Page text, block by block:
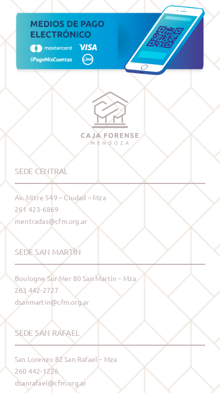
SEDE CENTRAL
Av. Mitre 549 – Ciudad – Mza
261 423-6869
mentradas@cfm.org.ar
SEDE SAN MARTÍN
Boulogne Sur Mer 80 San Martín – Mza
263 442-2727
dsanmartin@cfm.org.ar
SEDE SAN RAFAEL
San Lorenzo 82 San Rafael – Mza
260 442-1226
dsanrafael@cfm.org.ar